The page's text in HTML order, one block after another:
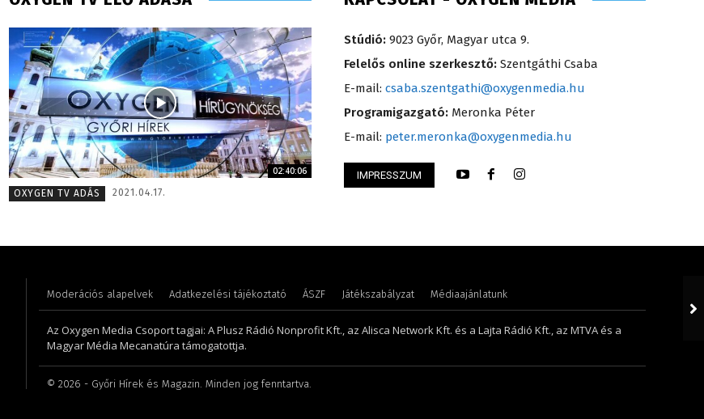
Koródi Petra – műsorvezető Tóth Bálint – operatőr-vágó – 2009
02:40:06
OXYGEN TV ADÁS
2021.04.17.
Stúdió: 9023 Győr, Magyar utca 9.
Felelős online szerkesztő: Szentgáthi Csaba
E-mail: csaba.szentgathi@oxygenmedia.hu
Programigazgató: Meronka Péter
E-mail: peter.meronka@oxygenmedia.hu
IMPRESSZUM
Moderációs alapelvek Adatkezelési tájékoztató ÁSZF Játékszabályzat Médiaajánlatunk
Az Oxygen Media Csoport tagjai: A Plusz Rádió Nonprofit Kft., az Alisca Network Kft. és a Lajta Rádió Kft., az MTVA és a
Magyar Média Mecanatúra támogatottja.
© 2026 - Győri Hírek és Magazin. Minden jog fenntartva.